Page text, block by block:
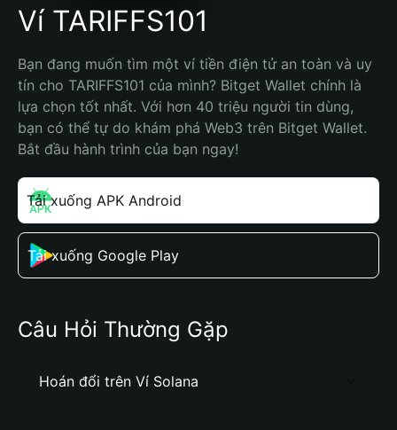
Ví TARIFFS101
Bạn đang muốn tìm một ví tiền điện tử an toàn và uy
tín cho TARIFFS101 của mình? Bitget Wallet chính là
lựa chọn tốt nhất. Với hơn 40 triệu người tin dùng,
bạn có thể tự do khám phá Web3 trên Bitget Wallet.
Bắt đầu hành trình của bạn ngay!
Tải xuống APK Android
Tải xuống Google Play
Câu Hỏi Thường Gặp
Hoán đổi trên Ví Solana